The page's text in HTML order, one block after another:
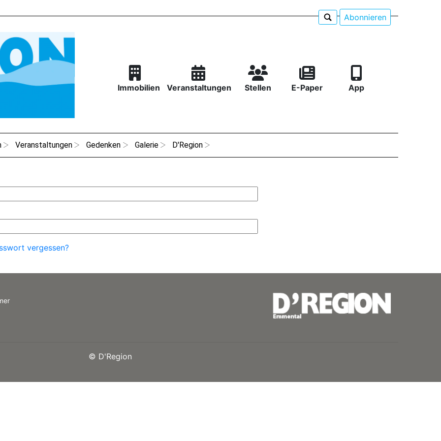
Abonnieren
Immobilien Veranstaltungen Stellen E-Paper App
Veranstaltungen Gedenken Galerie D'Region
vergessen?
© D'Region